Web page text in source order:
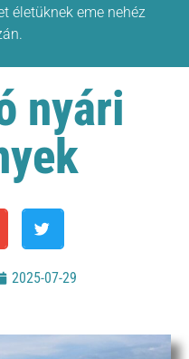
életüknek eme nehéz
nyári
2025-07-29